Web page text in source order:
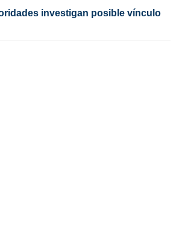
investigan posible vínculo